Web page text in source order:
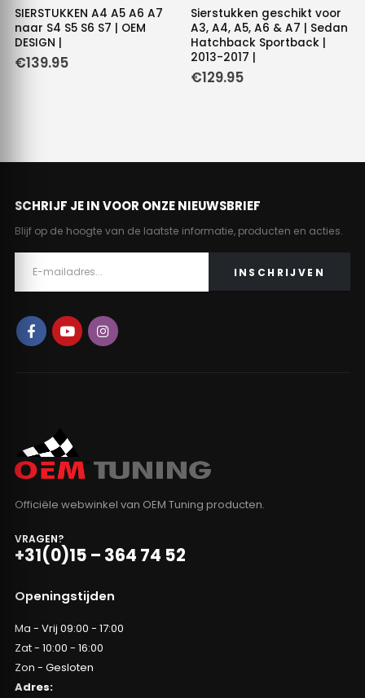
SIERSTUKKEN A4 A5 A6 A7
naar S4 S5 S6 S7 | OEM
DESIGN |
€139.95
Sierstukken geschikt voor
A3, A4, A5, A6 & A7 | Sedan
Hatchback Sportback |
2013-2017 |
€129.95
SCHRIJF JE IN VOOR ONZE NIEUWSBRIEF
Blijf op de hoogte van de laatste informatie, producten en acties.
Officiële webwinkel van OEM Tuning producten.
VRAGEN?
+31(0)15 – 364 74 52
Openingstijden
Ma - Vrij 09:00 - 17:00
Zat - 10:00 - 16:00
Zon - Gesloten
Adres: